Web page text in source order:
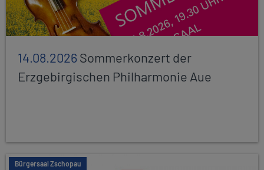
14.08.2026Sommerkonzert der
Erzgebirgischen Philharmonie Aue
Bürgersaal Zschopau